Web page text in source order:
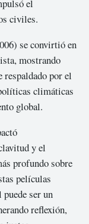
el
civiles.
se convirtió en
mostrando
respaldado por el
climáticas
global.
y el
profundo sobre
películas
ser un
reflexión,